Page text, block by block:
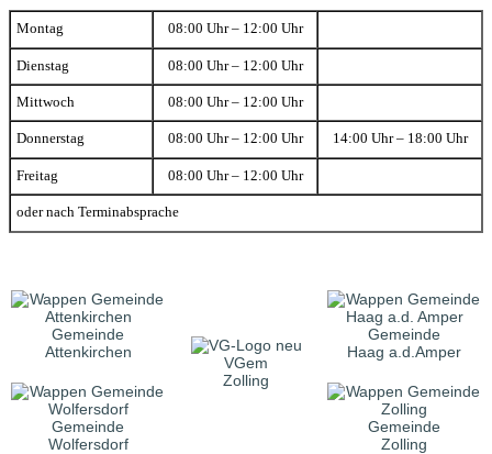
Montag 08:00 Uhr – 12:00 Uhr
Dienstag 08:00 Uhr – 12:00 Uhr
Mittwoch 08:00 Uhr – 12:00 Uhr
Donnerstag 08:00 Uhr – 12:00 Uhr 14:00 Uhr – 18:00 Uhr
Freitag 08:00 Uhr – 12:00 Uhr
oder nach Terminabsprache
Gemeinde
Attenkirchen
VGem
Zolling
Gemeinde
Haag a.d.Amper
Gemeinde
Wolfersdorf
Gemeinde
Zolling